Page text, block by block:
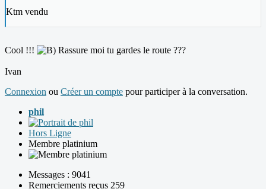
Ktm vendu
Cool !!! Rassure moi tu gardes le route ???
Ivan
Connexion ou Créer un compte pour participer à la conversation.
phil
Hors Ligne
Membre platinium
Messages : 9041
Remerciements reçus 259